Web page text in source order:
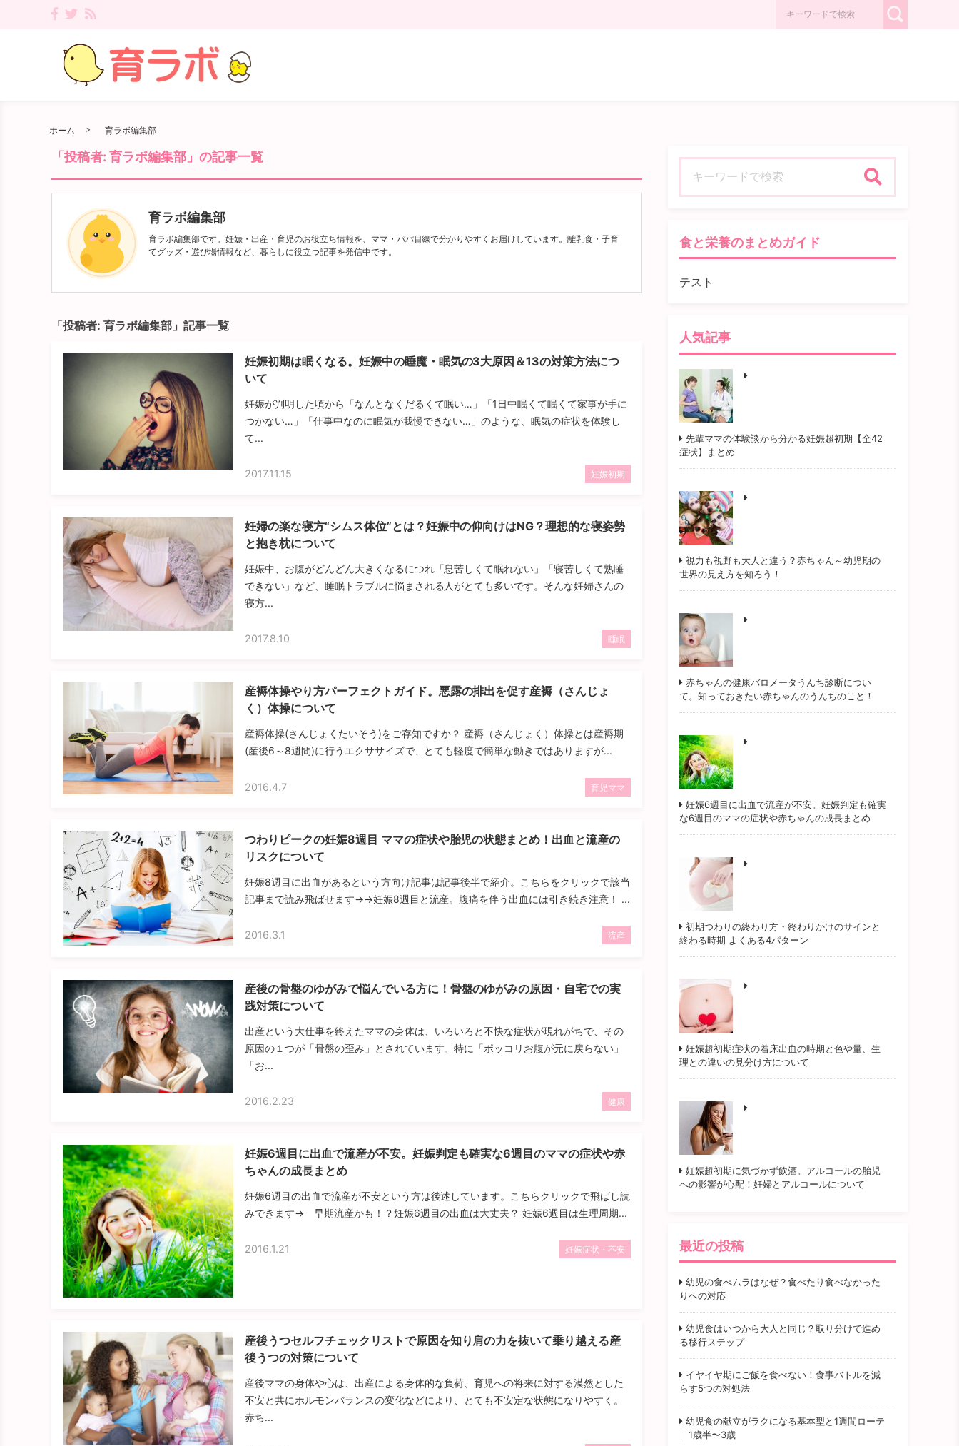
ホーム 育ラボ編集部
「投稿者: 育ラボ編集部」の記事一覧
育ラボ編集部
育ラボ編集部です。妊娠・出産・育児のお役立ち情報を、ママ・パパ目線で分かりやすくお届けしています。離乳食・子育
てグッズ・遊び場情報など、暮らしに役立つ記事を発信中です。
「投稿者: 育ラボ編集部」記事一覧
妊娠初期は眠くなる。妊娠中の睡魔・眠気の3大原因＆13の対策方法につ
いて
妊娠が判明した頃から「なんとなくだるくて眠い…」「1日中眠くて眠くて家事が手に
つかない…」「仕事中なのに眠気が我慢できない…」のような、眠気の症状を体験し
て...
2017.11.15 妊娠初期
妊婦の楽な寝方“シムス体位”とは？妊娠中の仰向けはNG？理想的な寝姿勢
と抱き枕について
妊娠中、お腹がどんどん大きくなるにつれ「息苦しくて眠れない」「寝苦しくて熟睡
できない」など、睡眠トラブルに悩まされる人がとても多いです。そんな妊婦さんの
寝方...
2017.8.10 睡眠
産褥体操やり方パーフェクトガイド。悪露の排出を促す産褥（さんじょ
く）体操について
産褥体操(さんじょくたいそう)をご存知ですか？ 産褥（さんじょく）体操とは産褥期
(産後6～8週間)に行うエクササイズで、とても軽度で簡単な動きではありますが...
2016.4.7 育児ママ
つわりピークの妊娠8週目 ママの症状や胎児の状態まとめ！出血と流産の
リスクについて
妊娠8週目に出血があるという方向け記事は記事後半で紹介。こちらをクリックで該当
記事まで読み飛ばせます→→妊娠8週目と流産。腹痛を伴う出血には引き続き注意！ ...
2016.3.1 流産
産後の骨盤のゆがみで悩んでいる方に！骨盤のゆがみの原因・自宅での実
践対策について
出産という大仕事を終えたママの身体は、いろいろと不快な症状が現れがちで、その
原因の１つが「骨盤の歪み」とされています。特に「ポッコリお腹が元に戻らない」
「お...
2016.2.23 健康
妊娠6週目に出血で流産が不安。妊娠判定も確実な6週目のママの症状や赤
ちゃんの成長まとめ
妊娠6週目の出血で流産が不安という方は後述しています。こちらクリックで飛ばし読
みできます→ 早期流産かも！？妊娠6週目の出血は大丈夫？ 妊娠6週目は生理周期...
2016.1.21 妊娠症状・不安
産後うつセルフチェックリストで原因を知り肩の力を抜いて乗り越える産
後うつの対策について
産後ママの身体や心は、出産による身体的な負荷、育児への将来に対する漠然とした
不安と共にホルモンバランスの変化などにより、とても不安定な状態になりやすく。
赤ち...
食と栄養のまとめガイド
テスト
人気記事
先輩ママの体験談から分かる妊娠超初期【全42
症状】まとめ
視力も視野も大人と違う？赤ちゃん～幼児期の
世界の見え方を知ろう！
赤ちゃんの健康バロメータうんち診断につい
て。知っておきたい赤ちゃんのうんちのこと！
妊娠6週目に出血で流産が不安。妊娠判定も確実
な6週目のママの症状や赤ちゃんの成長まとめ
初期つわりの終わり方・終わりかけのサインと
終わる時期 よくある4パターン
妊娠超初期症状の着床出血の時期と色や量、生
理との違いの見分け方について
妊娠超初期に気づかず飲酒。アルコールの胎児
への影響が心配！妊婦とアルコールについて
最近の投稿
幼児の食べムラはなぜ？食べたり食べなかった
りへの対応
幼児食はいつから大人と同じ？取り分けで進め
る移行ステップ
イヤイヤ期にご飯を食べない！食事バトルを減
らす5つの対処法
幼児食の献立がラクになる基本型と1週間ローテ
｜1歳半〜3歳